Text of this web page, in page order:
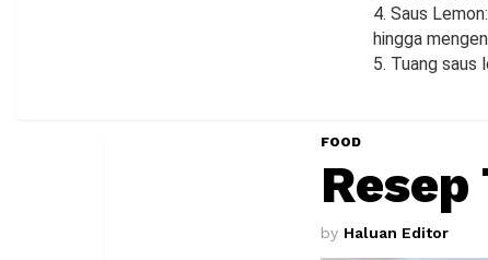
4. Saus
hingga
5. Tuang saus
FOOD
by Haluan Editor